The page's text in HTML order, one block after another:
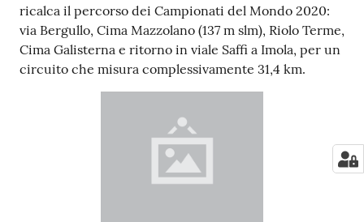
ricalca il percorso dei Campionati del Mondo 2020:
via Bergullo, Cima Mazzolano (137 m slm), Riolo Terme,
Cima Galisterna e ritorno in viale Saffi a Imola, per un
circuito che misura complessivamente 31,4 km.